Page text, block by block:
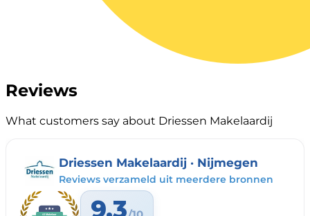
Reviews
What customers say about Driessen Makelaardij